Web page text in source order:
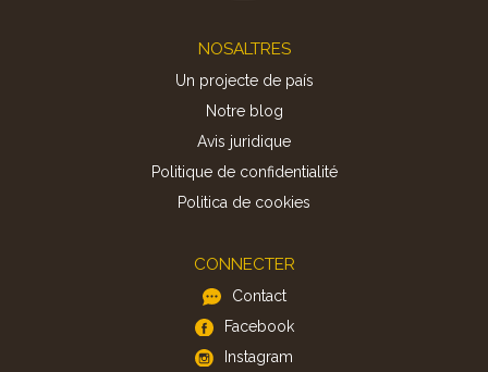
NOSALTRES
Un projecte de país
Notre blog
Avis juridique
Politique de confidentialité
Politica de cookies
CONNECTER
Contact
Facebook
Instagram